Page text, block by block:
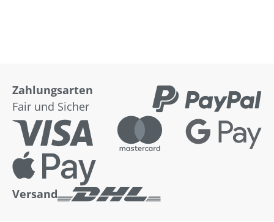
Zahlungsarten
Fair und Sicher
Versand